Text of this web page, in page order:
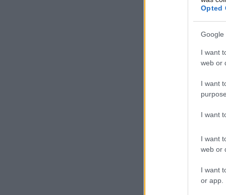
Opted
Google
I want
web or
I want
I want
I want
web or
I want
or app.